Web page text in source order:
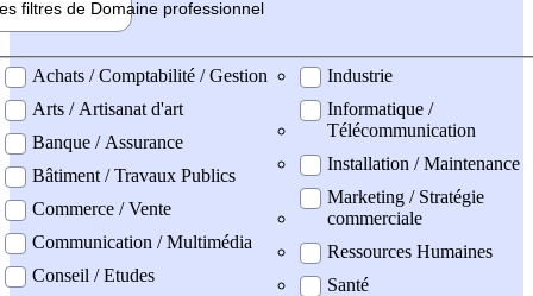
filtres de Domaine professionnel
professionel
Achats / Comptabilité / Gestion
Arts / Artisanat d'art
Banque / Assurance
Bâtiment / Travaux Publics
Commerce / Vente
Communication / Multimédia
Conseil / Etudes
Industrie
Informatique /
Télécommunication
Installation / Maintenance
Marketing / Stratégie
commerciale
Ressources Humaines
Santé